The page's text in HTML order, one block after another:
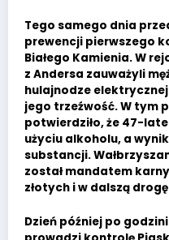
Tego samego dnia
prewencji pierwszego
Białego Kamienia. W
z Andersa zauważyli
hulajnodze
jego trzeźwość. W tym
potwierdziło, że 47-
użyciu alkoholu, a
substancji.
został mandatem
złotych i w dalszą
Dzień później po